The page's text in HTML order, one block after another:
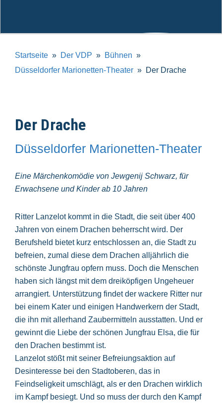
Startseite Der VDP
Bühnen
Düsseldorfer Marionetten-Theater
Der Drache
Der Drache
Düsseldorfer Marionetten-Theater
Eine Märchenkomödie von Jewgenij Schwarz, für
Erwachsene und Kinder ab 10 Jahren
Ritter Lanzelot kommt in die Stadt, die seit über 400
Jahren von einem Drachen beherrscht wird. Der
Berufsheld bietet kurz entschlossen an, die Stadt zu
befreien, zumal diese dem Drachen alljährlich die
schönste Jungfrau opfern muss. Doch die Menschen
haben sich längst mit dem dreiköpfigen Ungeheuer
arrangiert. Unterstützung findet der wackere Ritter nur
bei einem Kater und einigen Handwerkern der Stadt,
die ihn mit allerhand Zaubermitteln ausstatten. Und er
gewinnt die Liebe der schönen Jungfrau Elsa, die für
den Drachen bestimmt ist.
Lanzelot stößt mit seiner Befreiungsaktion auf
Desinteresse bei den Stadtoberen, das in
Feindseligkeit umschlägt, als er den Drachen wirklich
im Kampf besiegt. Und so muss der durch den Kampf